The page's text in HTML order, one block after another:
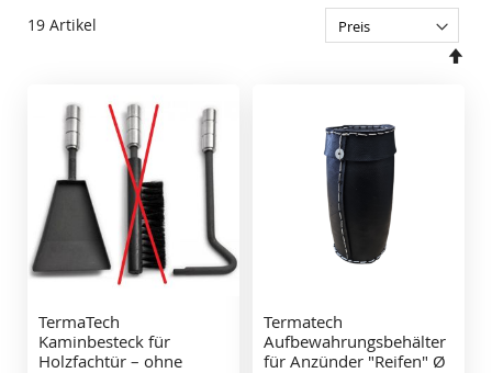
19 Artikel
TermaTech
Kaminbesteck für
Holzfachtür – ohne
Termatech
Aufbewahrungsbehälter
für Anzünder "Reifen" Ø